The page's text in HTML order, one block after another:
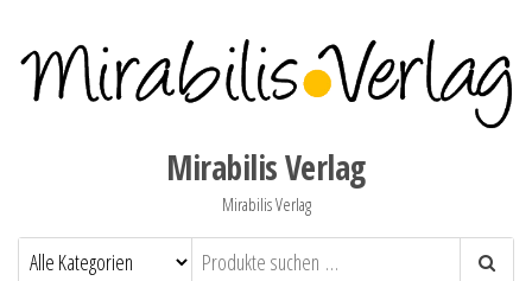
Mirabilis Verlag
Mirabilis Verlag